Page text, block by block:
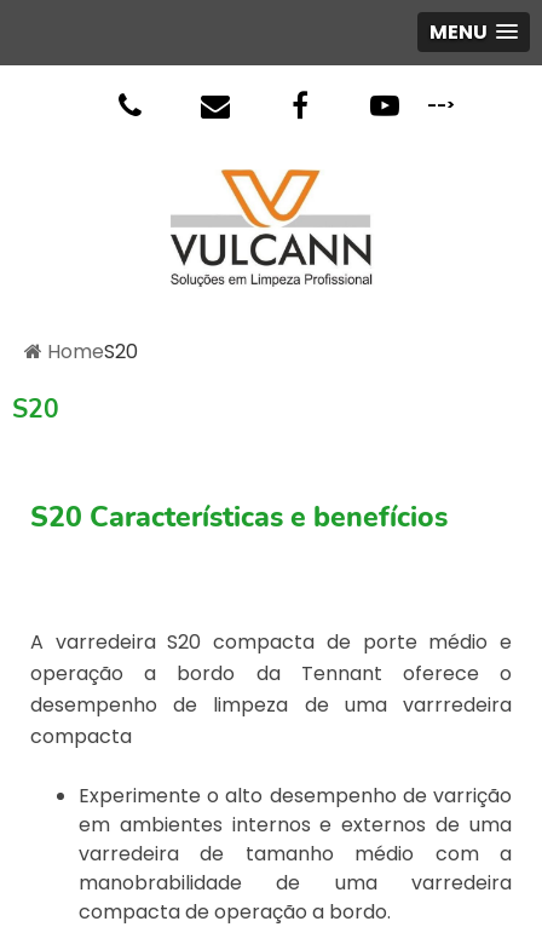
MENU
-->
HomeS20
S20
S20 Características e benefícios
A varredeira S20 compacta de porte médio e
operação a bordo da Tennant oferece o
desempenho de limpeza de uma varrredeira
compacta
Experimente o alto desempenho de varrição
em ambientes internos e externos de uma
varredeira de tamanho médio com a
manobrabilidade de uma varredeira
compacta de operação a bordo.